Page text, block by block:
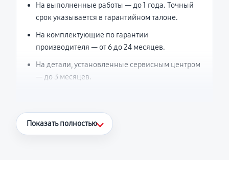
На выполненные работы — до 1 года. Точный
срок указывается в гарантийном талоне.
На комплектующие по гарантии
производителя — от 6 до 24 месяцев.
На детали, установленные сервисным центром
— до 3 месяцев.
Что считается гарантийным случаем
Показать полностью